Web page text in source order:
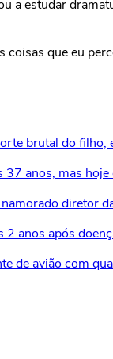
a estudar
coisas que eu
brutal do filho,
anos, mas
diretor
2 anos após
de avião com